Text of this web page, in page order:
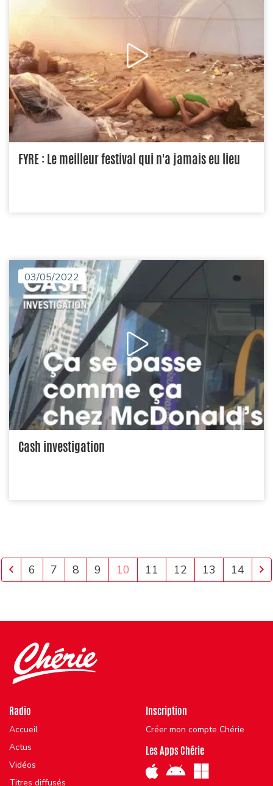
FYRE : Le meilleur festival qui n'a jamais eu lieu
03/05/2022
Cash investigation
6 7 8 9 10 11 12 13 14
Radio
Accueil
Actus
Vidéos
Titres diffusés
Inscription
Créer mon compte Chérie
Les Apps Chérie